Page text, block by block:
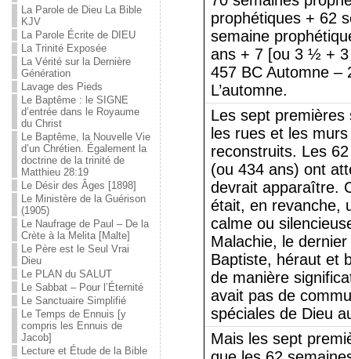
La Parole de Dieu La Bible
KJV
La Parole Écrite de DIEU
La Trinité Exposée
La Vérité sur la Dernière
Génération
Lavage des Pieds
Le Baptême : le SIGNE
d’entrée dans le Royaume
du Christ
Le Baptême, la Nouvelle Vie
d’un Chrétien. Également la
doctrine de la trinité de
Matthieu 28:19
Le Désir des Âges [1898]
Le Ministère de la Guérison
(1905)
Le Naufrage de Paul – De la
Crète à la Melita [Malte]
Le Père est le Seul Vrai
Dieu
Le PLAN du SALUT
Le Sabbat – Pour l’Éternité
Le Sanctuaire Simplifié
Le Temps de Ennuis [y
compris les Ennuis de
Jacob]
Lecture et Étude de la Bible
prophétiques + 62
semaine
ans + 7 [ou 3 ½ +
457 BC Automne –
L’automne.
Les sept
les rues et les
reconstruits. Les
(ou 434 ans) ont
devrait apparaître.
était, en revanche,
calme ou
Malachie, le
Baptiste, héraut et
de manière
avait pas de
spéciales de Dieu
Mais les sept